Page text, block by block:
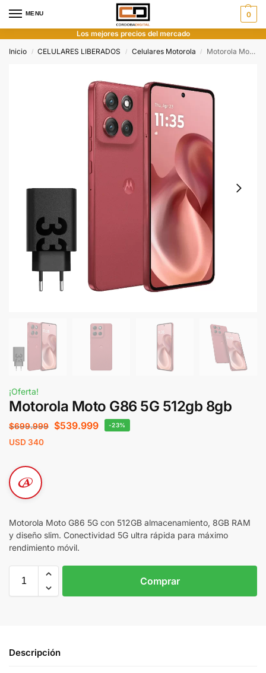
MENU 0
Los mejores precios del mercado
Inicio
/ CELULARES LIBERADOS / Celulares Motorola / Motorola Moto G86 5G 512gb 8gb
¡Oferta!
Motorola Moto G86 5G 512gb 8gb
$699.999 $539.999
USD 340
-23%
Motorola Moto G86 5G con 512GB almacenamiento, 8GB RAM
y diseño slim. Conectividad 5G ultra rápida para máximo
rendimiento móvil.
Comprar
Descripción